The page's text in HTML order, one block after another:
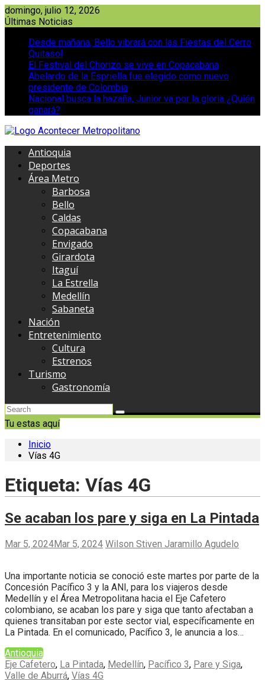
Saltar
al
domingo, julio 12, 2026
Últimas Noticias
Desde mañana, Bello vibrará con las Fiestas del Cerro
Quitasol
El Festival del Chorizo se vive en Copacabana
Abelardo de la Espriella fue elegido como nuevo
presidente de Colombia
Nacional busca la hazaña, Junior va por la gloria ¿Quién
ganará?
Antioquia
Deportes
Área Metro
Barbosa
Bello
Caldas
Copacabana
Envigado
Girardota
Itaguí
La Estrella
Medellín
Sabaneta
Nación
Entretenimiento
Cultura
Estrenos
Turismo
Gastronomía
Tu estas aquí
Inicio
Vías 4G
Etiqueta: Vías 4G
Se acaban los pare y siga en La Pintada
Mar 5, 2024Mar 5, 2024 Wilson Stiven Jaramillo Agudelo
Una importante noticia se conoció este martes por parte de la
Concesión Pacífico 3 y la ANI, para los viajeros desde
Medellín y el Área Metropolitana hacia el Eje Cafetero
colombiano, se acaban los pare y siga que tanto afectaban a
quienes transitaban por este sector vial, específicamente en
La Pintada. En el comunicado, Pacífico 3, le anuncia a los…
Antioquia
Eje Cafetero, La Pintada, Medellín, Pacífico 3, Pare y Siga,
Valle de Aburrá, Vías 4G